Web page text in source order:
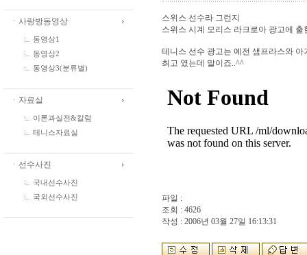
ㆍ사랑방동영상
동영상1
동영상2
동영상3(분류별)
ㆍ자료실
이론과실전&칼럼
테니스자료실
ㆍ선수사진
국내선수사진
국외선수사진
스위스 선수라 그런지
스위스 시계 모리스 라크로아 광고에 출
테니스 선수 광고는 예전 샘프라스와 아
최고 였는데 말이죠..^^
파일 :
조회 : 4626
작성 : 2006년 03월 27일 16:13:31